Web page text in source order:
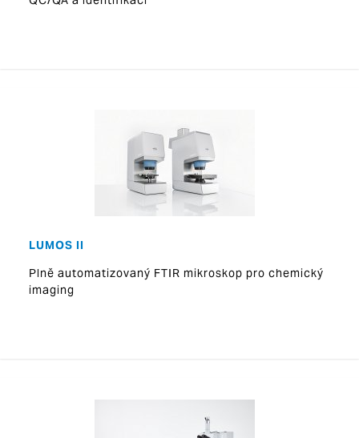
LUMOS II
Plně automatizovaný FTIR mikroskop pro chemický
imaging